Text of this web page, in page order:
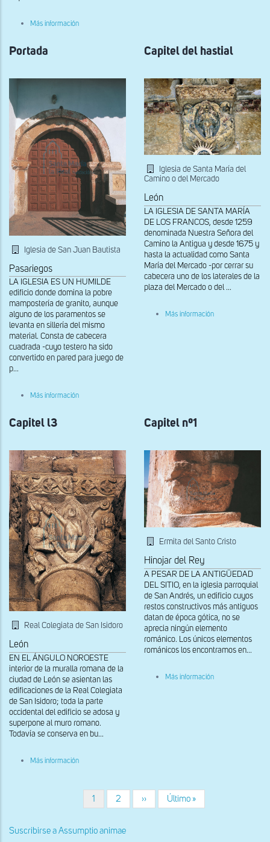
Más información
Portada
Iglesia de San Juan Bautista
Pasariegos
LA IGLESIA ES UN HUMILDE
edificio donde domina la pobre
mampostería de granito, aunque
alguno de los paramentos se
levanta en sillería del mismo
material. Consta de cabecera
cuadrada -cuyo testero ha sido
convertido en pared para juego de
p...
Más información
Capitel del hastial
Iglesia de Santa María del
Camino o del Mercado
León
LA IGLESIA DE SANTA MARÍA
DE LOS FRANCOS, desde 1259
denominada Nuestra Señora del
Camino la Antigua y desde 1675 y
hasta la actualidad como Santa
María del Mercado -por cerrar su
cabecera uno de los laterales de la
plaza del Mercado o del ...
Más información
Capitel l3
Real Colegiata de San Isidoro
León
EN EL ÁNGULO NOROESTE
interior de la muralla romana de la
ciudad de León se asientan las
edificaciones de la Real Colegiata
de San Isidoro; toda la parte
occidental del edificio se adosa y
superpone al muro romano.
Todavía se conserva en bu...
Más información
Capitel nº1
Ermita del Santo Cristo
Hinojar del Rey
A PESAR DE LA ANTIGÜEDAD
DEL SITIO, en la iglesia parroquial
de San Andrés, un edificio cuyos
restos constructivos más antiguos
datan de época gótica, no se
aprecia ningún elemento
románico. Los únicos elementos
románicos los encontramos en...
Más información
Página
actual
1 Página
2
Siguiente
página
››
Última
página
Último »
Suscribirse a Assumptio animae